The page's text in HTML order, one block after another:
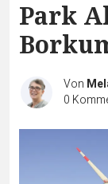
Park
Von
0